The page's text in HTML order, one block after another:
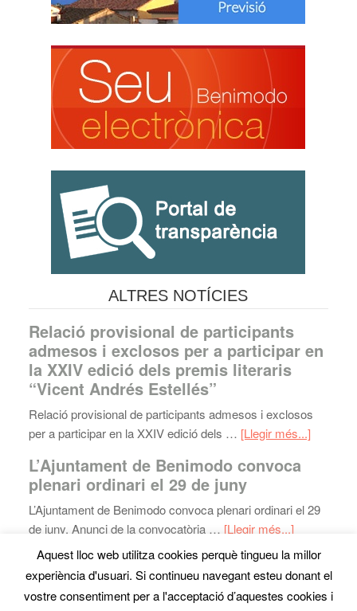
ALTRES NOTÍCIES
Relació provisional de participants
admesos i exclosos per a participar en
la XXIV edició dels premis literaris
“Vicent Andrés Estellés”
Relació provisional de participants admesos i exclosos
per a participar en la XXIV edició dels … [Llegir més...]
L’Ajuntament de Benimodo convoca
plenari ordinari el 29 de juny
L’Ajuntament de Benimodo convoca plenari ordinari el 29
de juny. Anunci de la convocatòria … [Llegir més...]
· Copyright © 2026 · Ajuntament de Benimodo ·
Tel:961818800- Fax: 962993496 ·Avís Legal·disseny
Aquest lloc web utilitza cookies perquè tingueu la millor
experiència d'usuari. Si continueu navegant esteu donant el
vostre consentiment per a l'acceptació d’aquestes cookies i